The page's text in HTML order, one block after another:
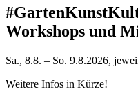
Workshops und
Sa., 8.8. – So. 9.8.2026,
Weitere Infos in Kürze!